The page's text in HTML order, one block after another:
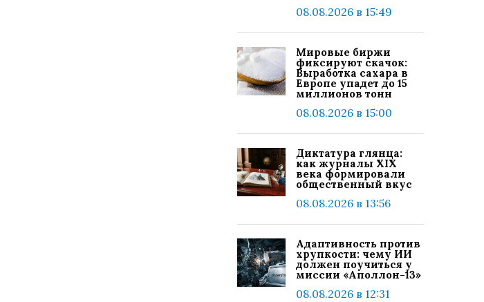
08.08.2026 в 15:49
Мировые биржи
фиксируют скачок:
Выработка сахара в
Европе упадет до 15
миллионов тонн
08.08.2026 в 15:00
Диктатура глянца:
как журналы XIX
века формировали
общественный вкус
08.08.2026 в 13:56
Адаптивность против
хрупкости: чему ИИ
должен поучиться у
миссии «Аполлон-13»
08.08.2026 в 12:31